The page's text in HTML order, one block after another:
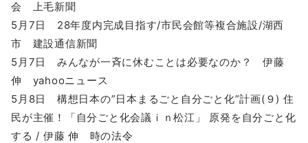
会 上毛新聞
5月7日 28年度内完成目指す/市民会館等複合施設/湖西
市 建設通信新聞
5月7日 みんなが一斉に休むことは必要なのか？ 伊藤
伸 yahooニュース
5月8日 構想日本の”日本まるごと自分ごと化”計画(９) 住
民が主催！「自分ごと化会議ｉｎ松江」 原発を自分ごと化
する / 伊藤 伸 時の法令